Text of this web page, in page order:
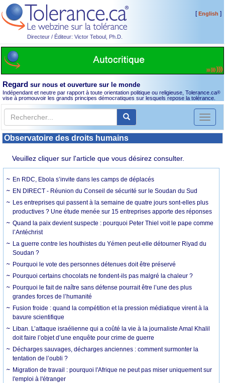
Directeur / Éditeur: Victor Teboul, Ph.D.
[English ]
Regard sur nous et ouverture sur le monde
Indépendant et neutre par rapport à toute orientation politique ou religieuse, Tolerance.ca®
vise à promouvoir les grands principes démocratiques sur lesquels repose la tolérance.
Toggle
Observatoire des droits humains
Veuillez cliquer sur l'article que vous désirez consulter.
En RDC, Ebola s’invite dans les camps de déplacés
EN DIRECT - Réunion du Conseil de sécurité sur le Soudan du Sud
Les entreprises qui passent à la semaine de quatre jours sont-elles plus
productives ? Une étude menée sur 15 entreprises apporte des réponses
Quand la paix devient suspecte : pourquoi Peter Thiel voit le pape comme
l’Antéchrist
La guerre contre les houthistes du Yémen peut-elle détourner Riyad du
Soudan ?
Pourquoi le vote des personnes détenues doit être préservé
Pourquoi certains chocolats ne fondent-ils pas malgré la chaleur ?
Pourquoi le fait de naître sans défense pourrait être l’une des plus
grandes forces de l’humanité
Fusion froide : quand la compétition et la pression médiatique virent à la
bavure scientifique
Liban. L’attaque israélienne qui a coûté la vie à la journaliste Amal Khalil
doit faire l’objet d’une enquête pour crime de guerre
Décharges sauvages, décharges anciennes : comment surmonter la
tentation de l’oubli ?
Migration de travail : pourquoi l'Afrique ne peut pas miser uniquement sur
l'emploi à l'étranger